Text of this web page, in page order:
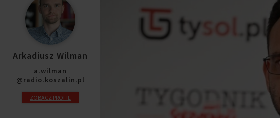
Arkadiusz Wilman
a.wilman
@radio.koszalin.pl
ZOBACZ PROFIL